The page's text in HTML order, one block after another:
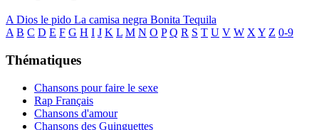
A Dios le pido La camisa negra Bonita Tequila
A B C D E F G H I J K L M N O P Q R S T U V W X Y Z 0-9
Thématiques
Chansons pour faire le sexe
Rap Français
Chansons d'amour
Chansons des Guinguettes